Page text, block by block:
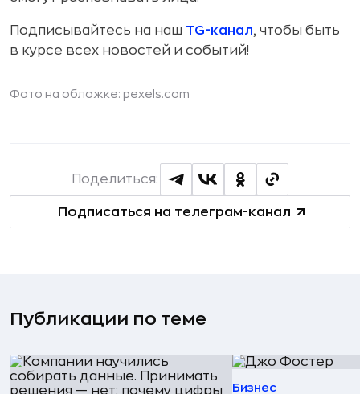
Подписывайтесь на наш TG-канал, чтобы быть
в курсе всех новостей и событий!
Фото на обложке: pexels.com
Подписаться на телеграм-канал
Поделиться:
Публикации по теме
Бизнес